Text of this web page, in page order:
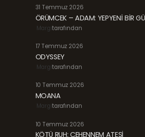
31 Temmuz 2026
ÖRÜMCEK – ADAM: YEPYENİ BİR
Margitarafından
17 Temmuz 2026
ODYSSEY
Margitarafından
10 Temmuz 2026
MOANA
Margitarafından
10 Temmuz 2026
KÖTÜ RUH: CEHENNEM ATEŞİ